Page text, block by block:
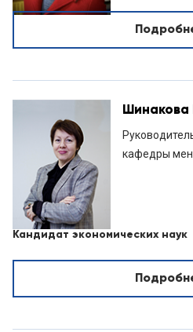
Шинакова
кафедры
Кандидат экономических наук